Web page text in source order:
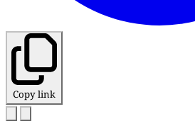
Copy link